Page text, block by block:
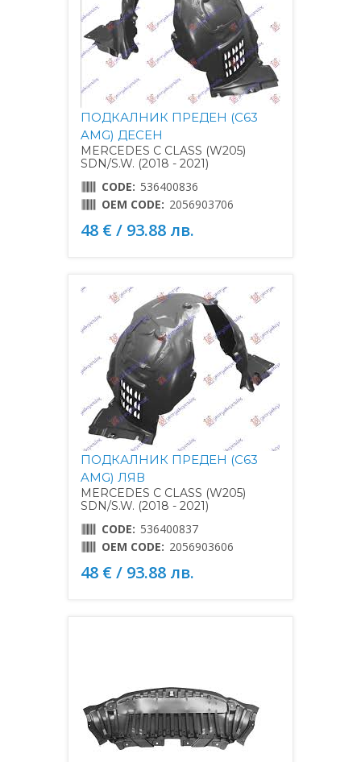
ПОДКАЛНИК ПРЕДЕН (C63
AMG) ДЕСЕН
MERCEDES C CLASS (W205)
SDN/S.W. (2018 - 2021)
CODE: 536400836
OEM CODE: 2056903706
48 € / 93.88 лв.
ПОДКАЛНИК ПРЕДЕН (C63
AMG) ЛЯВ
MERCEDES C CLASS (W205)
SDN/S.W. (2018 - 2021)
CODE: 536400837
OEM CODE: 2056903606
48 € / 93.88 лв.